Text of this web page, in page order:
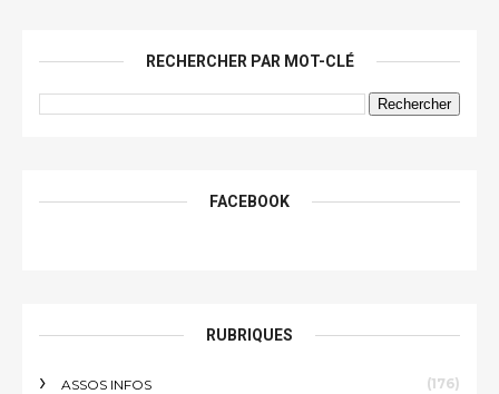
RECHERCHER PAR MOT-CLÉ
FACEBOOK
RUBRIQUES
ASSOS INFOS (176)